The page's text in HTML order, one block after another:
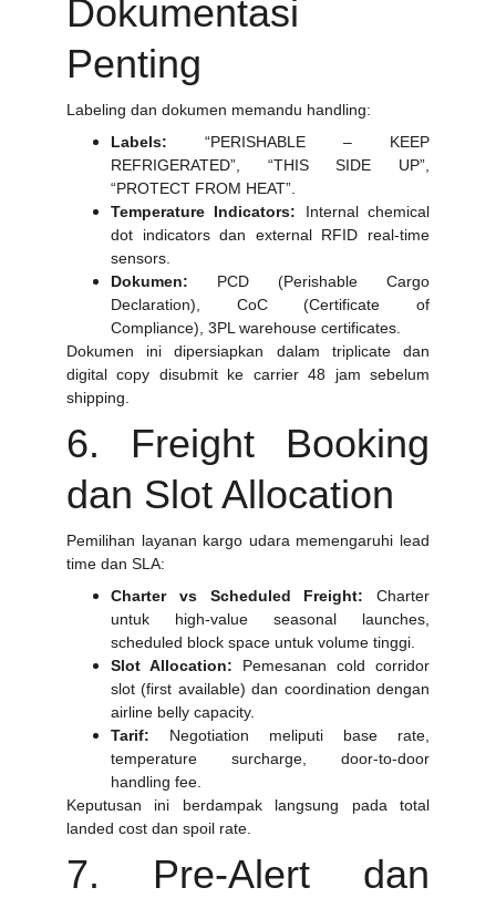
Dokumentasi
Penting
Labeling dan dokumen memandu handling:
Labels: “PERISHABLE – KEEP
REFRIGERATED”, “THIS SIDE UP”,
“PROTECT FROM HEAT”.
Temperature Indicators: Internal chemical
dot indicators dan external RFID real-time
sensors.
Dokumen: PCD (Perishable Cargo
Declaration), CoC (Certificate of
Compliance), 3PL warehouse certificates.
Dokumen ini dipersiapkan dalam triplicate dan
digital copy disubmit ke carrier 48 jam sebelum
shipping.
6. Freight Booking
dan Slot Allocation
Pemilihan layanan kargo udara memengaruhi lead
time dan SLA:
Charter vs Scheduled Freight: Charter
untuk high-value seasonal launches,
scheduled block space untuk volume tinggi.
Slot Allocation: Pemesanan cold corridor
slot (first available) dan coordination dengan
airline belly capacity.
Tarif: Negotiation meliputi base rate,
temperature surcharge, door-to-door
handling fee.
Keputusan ini berdampak langsung pada total
landed cost dan spoil rate.
7. Pre-Alert dan